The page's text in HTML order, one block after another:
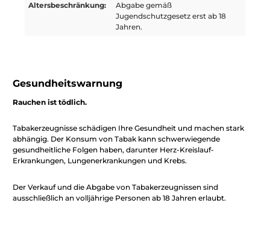
Altersbeschränkung:
Abgabe gemäß
Jugendschutzgesetz erst ab 18
Jahren.
Gesundheitswarnung
Rauchen ist tödlich.
Tabakerzeugnisse schädigen Ihre Gesundheit und machen stark
abhängig. Der Konsum von Tabak kann schwerwiegende
gesundheitliche Folgen haben, darunter Herz-Kreislauf-
Erkrankungen, Lungenerkrankungen und Krebs.
Der Verkauf und die Abgabe von Tabakerzeugnissen sind
ausschließlich an volljährige Personen ab 18 Jahren erlaubt.